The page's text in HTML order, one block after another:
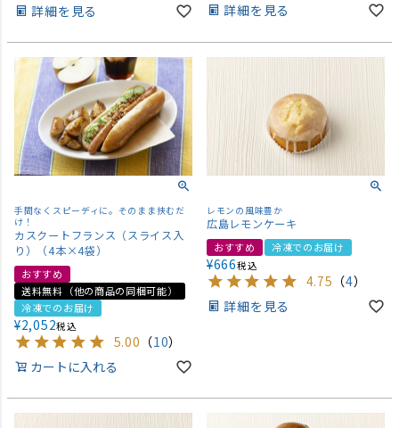
詳細を見る
詳細を見る
手間なくスピーディに。そのまま挟むだ
け！
カスクートフランス（スライス入
り）（4本×4袋）
おすすめ
送料無料（他の商品の同梱可能）
冷凍でのお届け
¥2,052税込
5.00 （10）
カートに入れる
レモンの風味豊か
広島レモンケーキ
おすすめ 冷凍でのお届け
¥666税込
4.75 （4）
詳細を見る